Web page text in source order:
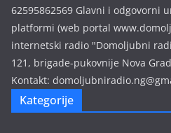
62595862569 Glavni i odgovorni
platformi (web portal
internetski radio "Domoljubni
121, brigade-pukovnije Nova
Kontakt:
Kategorije